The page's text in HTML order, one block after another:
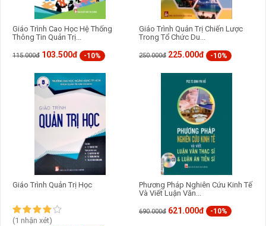
Giáo Trình Cao Học Hệ Thống
Thông Tin Quản Trị...
115.000đ 103.500đ -10%
Giáo Trình Quản Trị Chiến Lược
Trong Tổ Chức Du...
250.000đ 225.000đ -10%
Giáo Trình Quản Trị Học
(1 nhận xét)
Phương Pháp Nghiên Cứu Kinh Tế
Và Viết Luận Văn...
690.000đ 621.000đ -10%